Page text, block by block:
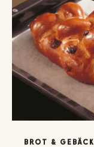
BROT & GEBÄCK